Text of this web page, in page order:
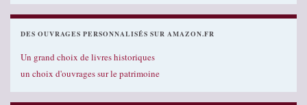
DES OUVRAGES PERSONNALISÉS SUR AMAZON.FR
Un grand choix de livres historiques
un choix d'ouvrages sur le patrimoine